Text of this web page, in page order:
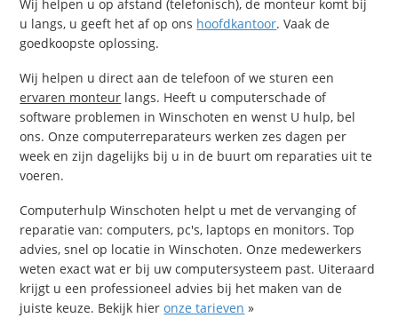
Wij helpen u op afstand (telefonisch), de monteur komt bij
u langs, u geeft het af op ons hoofdkantoor. Vaak de
goedkoopste oplossing.
Wij helpen u direct aan de telefoon of we sturen een
ervaren monteur langs. Heeft u computerschade of
software problemen in Winschoten en wenst U hulp, bel
ons. Onze computerreparateurs werken zes dagen per
week en zijn dagelijks bij u in de buurt om reparaties uit te
voeren.
Computerhulp Winschoten helpt u met de vervanging of
reparatie van: computers, pc's, laptops en monitors. Top
advies, snel op locatie in Winschoten. Onze medewerkers
weten exact wat er bij uw computersysteem past. Uiteraard
krijgt u een professioneel advies bij het maken van de
juiste keuze. Bekijk hieronze tarieven »